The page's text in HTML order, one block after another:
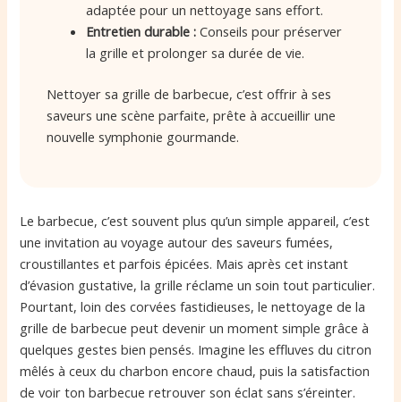
adaptée pour un nettoyage sans effort.
Entretien durable : Conseils pour préserver
la grille et prolonger sa durée de vie.
Nettoyer sa grille de barbecue, c’est offrir à ses
saveurs une scène parfaite, prête à accueillir une
nouvelle symphonie gourmande.
Le barbecue, c’est souvent plus qu’un simple appareil, c’est
une invitation au voyage autour des saveurs fumées,
croustillantes et parfois épicées. Mais après cet instant
d’évasion gustative, la grille réclame un soin tout particulier.
Pourtant, loin des corvées fastidieuses, le nettoyage de la
grille de barbecue peut devenir un moment simple grâce à
quelques gestes bien pensés. Imagine les effluves du citron
mêlés à ceux du charbon encore chaud, puis la satisfaction
de voir ton barbecue retrouver son éclat sans s’éreinter.